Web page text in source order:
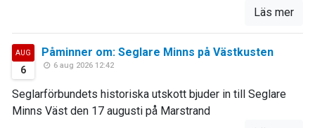
Läs mer
AUG
6
Påminner om: Seglare Minns på Västkusten
6 aug 2026 12:42
Seglarförbundets historiska utskott bjuder in till Seglare
Minns Väst den 17 augusti på Marstrand